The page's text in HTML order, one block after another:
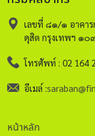
เลขที่ ๘๑/๑ อาคาร
ดุสิต กรุงเทพฯ ๑๐
โทรศัพท์ : 02 164
อีเมล์ :
หน้าหลัก